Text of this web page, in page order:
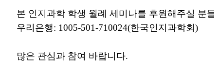
본 인지과학 학생 월례 세미나를 후원해주실 분
우리은행: 1005-501-710024(한국인지과학회)
많은 관심과 참여 바랍니다.